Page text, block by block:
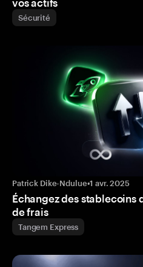
vos actifs
Sécurité
Patrick Dike-Ndulue•1 avr. 2025
Échangez des stablecoins
de frais
Tangem Express